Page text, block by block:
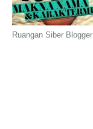
Ruangan Siber Blogger